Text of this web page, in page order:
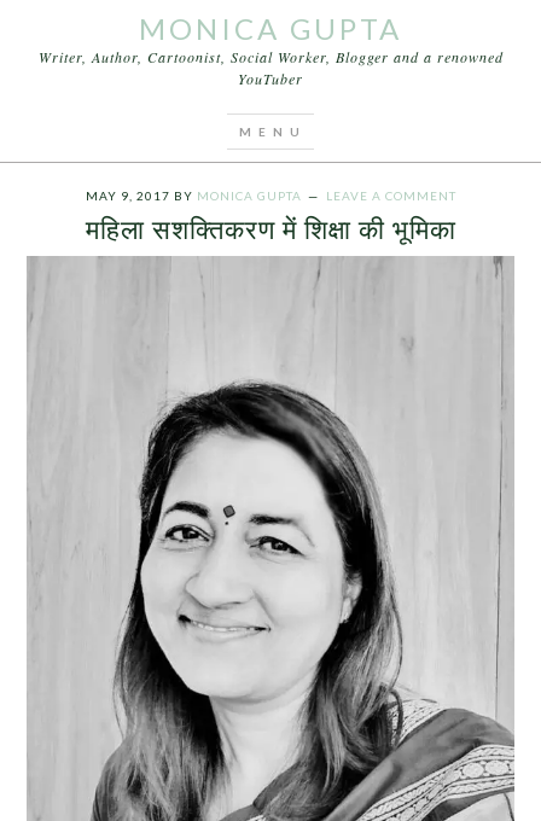
MONICA GUPTA
Writer, Author, Cartoonist, Social Worker, Blogger and a renowned
YouTuber
MAY 9, 2017 BY MONICA GUPTA LEAVE A COMMENT
महिला सशक्तिकरण में शिक्षा की भूमिका